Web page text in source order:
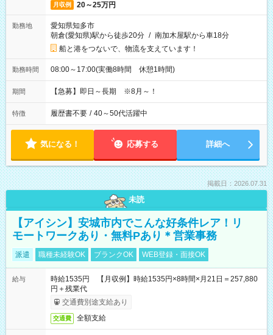
月収例 20～25万円
勤務地
愛知県知多市
朝倉(愛知県)駅から徒歩20分 / 南加木屋駅から車18分
船と港をつないで、物流を支えています！
勤務時間 08:00～17:00(実働8時間 休憩1時間)
期間 【急募】即日～長期 ※8月～！
特徴 履歴書不要 / 40～50代活躍中
気になる！ 応募する 詳細へ
掲載日：2026.07.31
未読
【アイシン】安城市内でこんな好条件レア！リ
モートワークあり・無料Pあり＊営業事務
派遣 職種未経験OK ブランクOK WEB登録・面接OK
給与
時給1535円 【月収例】時給1535円×8時間×月21日＝257,880
円＋残業代
交通費別途支給あり
交通費 全額支給